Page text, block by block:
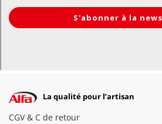
La qualité pour l’artisan
CGV & C de retour